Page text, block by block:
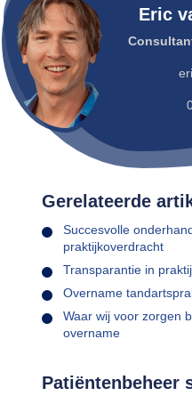
Eric
Gerelateerde
Succesvolle
praktijkoverdracht
Transparantie in
Overname
Waar wij voor zorgen
overname
Patiëntenbeheer